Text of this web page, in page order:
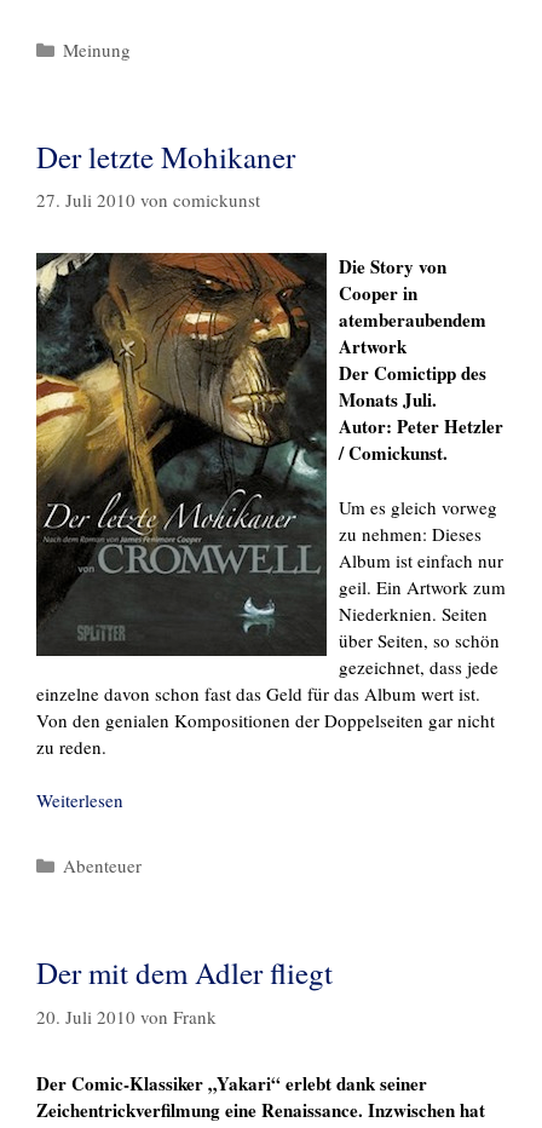
Kategorien
Meinung
Der letzte Mohikaner
27. Juli 2010 von comickunst
Die Story von
Cooper in
atemberaubendem
Artwork
Der Comictipp des
Monats Juli.
Autor: Peter Hetzler
/ Comickunst.
Um es gleich vorweg
zu nehmen: Dieses
Album ist einfach nur
geil. Ein Artwork zum
Niederknien. Seiten
über Seiten, so schön
gezeichnet, dass jede
einzelne davon schon fast das Geld für das Album wert ist.
Von den genialen Kompositionen der Doppelseiten gar nicht
zu reden.
Weiterlesen
Kategorien
Abenteuer
Der mit dem Adler fliegt
20. Juli 2010 von Frank
Der Comic-Klassiker „Yakari“ erlebt dank seiner
Zeichentrickverfilmung eine Renaissance. Inzwischen hat